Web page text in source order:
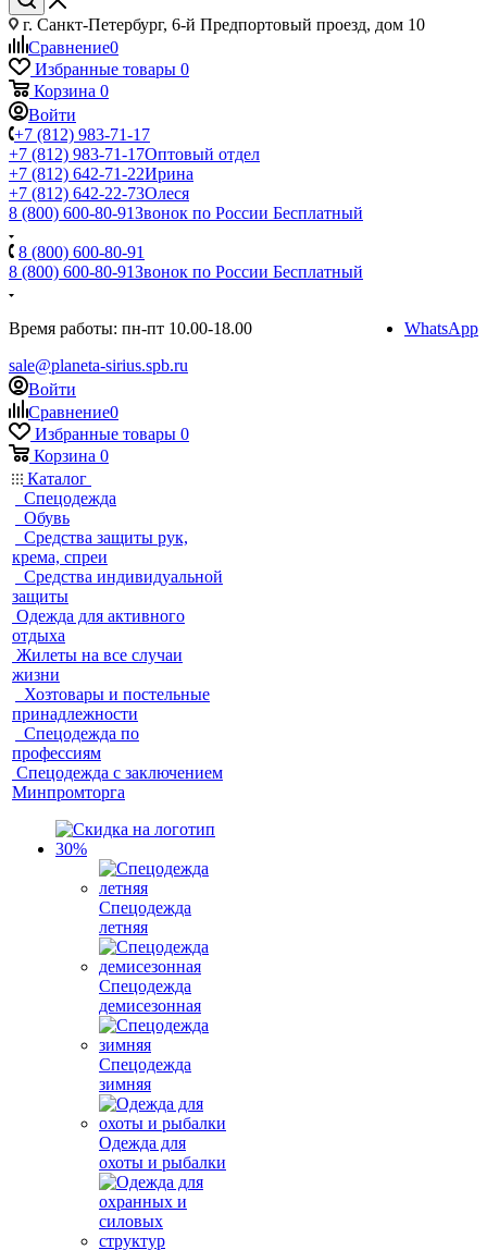
г. Санкт-Петербург, 6-й Предпортовый проезд, дом 10
Сравнение0
Избранные товары 0
Корзина 0
Войти
+7 (812) 983-71-17
+7 (812) 983-71-17Оптовый отдел
+7 (812) 642-71-22Ирина
+7 (812) 642-22-73Олеся
8 (800) 600-80-91Звонок по России Бесплатный
8 (800) 600-80-91
8 (800) 600-80-91Звонок по России Бесплатный
Время работы: пн-пт 10.00-18.00
sale@planeta-sirius.spb.ru
WhatsApp
Войти
Сравнение0
Избранные товары 0
Корзина 0
Каталог
Спецодежда
Обувь
Средства защиты рук,
крема, спреи
Средства индивидуальной
защиты
Одежда для активного
отдыха
Жилеты на все случаи
жизни
Хозтовары и постельные
принадлежности
Спецодежда по
профессиям
Спецодежда с заключением
Минпромторга
Спецодежда
летняя
Спецодежда
демисезонная
Спецодежда
зимняя
Одежда для
охоты и рыбалки